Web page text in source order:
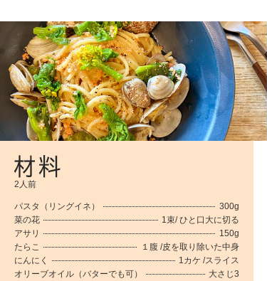
2人前
パスタ（リングイネ）
300g
菜の花
1束/ ひと口大に切る
アサリ
150g
たらこ
１腹 /皮を取り除いた中身
にんにく
1カケ /スライス
オリーブオイル（バターでも可）
大さじ3